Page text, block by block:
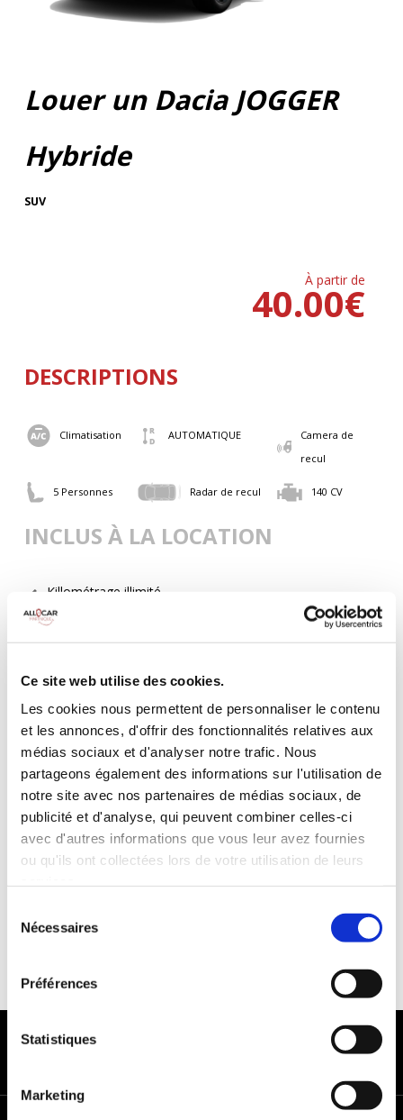
Ce site web utilise des cookies.
Les cookies nous permettent de personnaliser le contenu
et les annonces, d'offrir des fonctionnalités relatives aux
médias sociaux et d'analyser notre trafic. Nous
partageons également des informations sur l'utilisation de
notre site avec nos partenaires de médias sociaux, de
publicité et d'analyse, qui peuvent combiner celles-ci
avec d'autres informations que vous leur avez fournies
ou qu'ils ont collectées lors de votre utilisation de leurs
Nécessaires
Préférences
Statistiques
Marketing
Louer un Dacia JOGGER
Hybride
SUV
À partir de
€
40.00
DESCRIPTIONS
Climatisation AUTOMATIQUE
Camera de
recul
5 Personnes Radar de recul 140 CV
INCLUS À LA LOCATION
Killométrage illimité
Assurance tous risques (hors franchise)
Carburant : plein à rendre plein
Age minimum :20 ans
Années de permis :2 ans
ASSURANCE
Franchise :1000€
Caution :1000 €